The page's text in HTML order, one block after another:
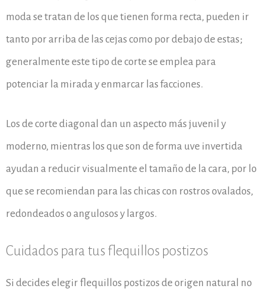
moda se tratan de los que tienen forma recta, pueden ir
tanto por arriba de las cejas como por debajo de estas;
generalmente este tipo de corte se emplea para
potenciar la mirada y enmarcar las facciones.
Los de corte diagonal dan un aspecto más juvenil y
moderno, mientras los que son de forma uve invertida
ayudan a reducir visualmente el tamaño de la cara, por lo
que se recomiendan para las chicas con rostros ovalados,
redondeados o angulosos y largos.
Cuidados para tus flequillos postizos
Si decides elegir flequillos postizos de origen natural no